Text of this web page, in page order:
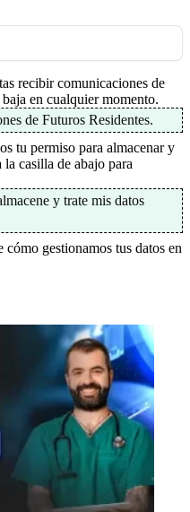
recibir comunicaciones de
en cualquier momento.
de Futuros Residentes.
tu permiso para almacenar y
la casilla de abajo para
y trate mis datos
gestionamos tus datos en